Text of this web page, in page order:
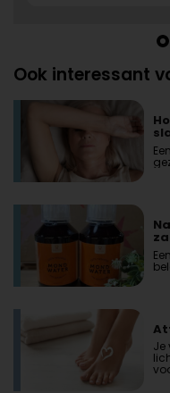
Ook interessant
Je